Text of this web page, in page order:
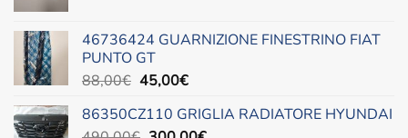
era:
42,00€.
è:
46736424 GUARNIZIONE FINESTRINO FIAT
PUNTO GT
88,00€ Il
originale
45,00€Il
attuale
86350CZ110 GRIGLIA RADIATORE HYUNDAI